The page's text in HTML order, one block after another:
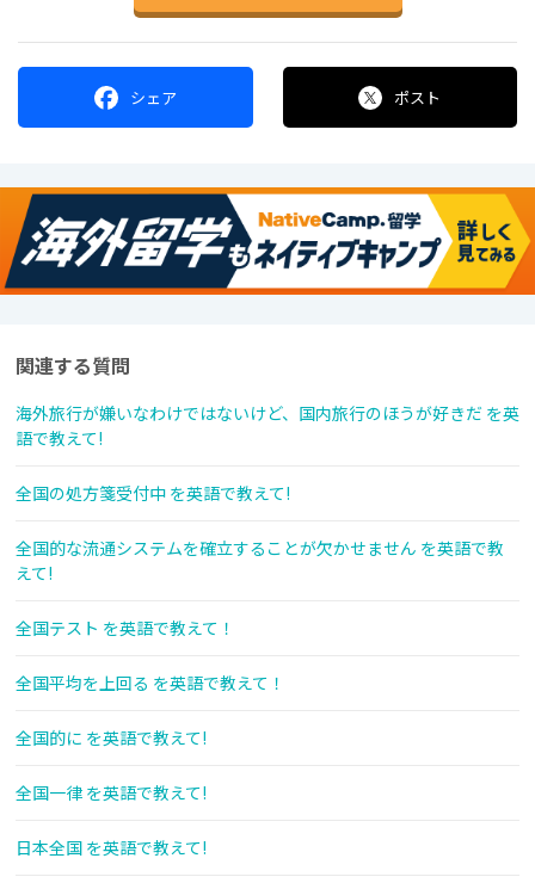
シェア ポスト
関連する質問
海外旅行が嫌いなわけではないけど、国内旅行のほうが好きだ を英
語で教えて!
全国の処方箋受付中 を英語で教えて!
全国的な流通システムを確立することが欠かせません を英語で教
えて!
全国テスト を英語で教えて！
全国平均を上回る を英語で教えて！
全国的に を英語で教えて!
全国一律 を英語で教えて!
日本全国 を英語で教えて!